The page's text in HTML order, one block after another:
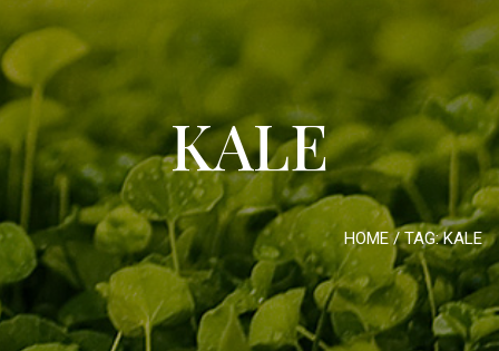
KALE
HOME/ TAG:KALE